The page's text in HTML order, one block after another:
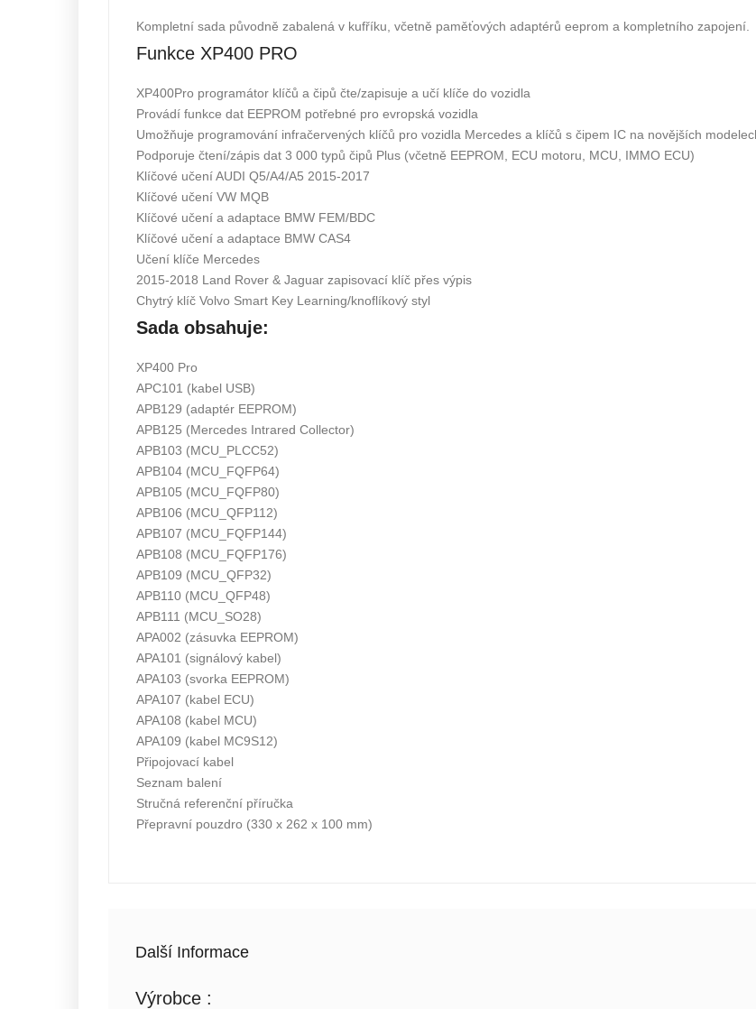
Kompletní sada původně zabalená v kufříku, včetně paměťových adaptérů eeprom a kompletního zapojení.
Funkce XP400 PRO
XP400Pro programátor klíčů a čipů čte/zapisuje a učí klíče do vozidla
Provádí funkce dat EEPROM potřebné pro evropská vozidla
Umožňuje programování infračervených klíčů pro vozidla Mercedes a klíčů s čipem IC na novějších
Podporuje čtení/zápis dat 3 000 typů čipů Plus (včetně EEPROM, ECU motoru, MCU, IMMO ECU)
Klíčové učení AUDI Q5/A4/A5 2015-2017
Klíčové učení VW MQB
Klíčové učení a adaptace BMW FEM/BDC
Klíčové učení a adaptace BMW CAS4
Učení klíče Mercedes
2015-2018 Land Rover & Jaguar zapisovací klíč přes výpis
Chytrý klíč Volvo Smart Key Learning/knoflíkový styl
Sada obsahuje:
XP400 Pro
APC101 (kabel USB)
APB129 (adaptér EEPROM)
APB125 (Mercedes Intrared Collector)
APB103 (MCU_PLCC52)
APB104 (MCU_FQFP64)
APB105 (MCU_FQFP80)
APB106 (MCU_QFP112)
APB107 (MCU_FQFP144)
APB108 (MCU_FQFP176)
APB109 (MCU_QFP32)
APB110 (MCU_QFP48)
APB111 (MCU_SO28)
APA002 (zásuvka EEPROM)
APA101 (signálový kabel)
APA103 (svorka EEPROM)
APA107 (kabel ECU)
APA108 (kabel MCU)
APA109 (kabel MC9S12)
Připojovací kabel
Seznam balení
Stručná referenční příručka
Přepravní pouzdro (330 x 262 x 100 mm)
Další Informace
Výrobce :